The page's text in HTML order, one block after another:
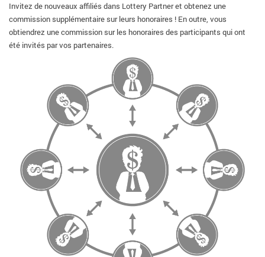
Invitez de nouveaux affiliés dans Lottery Partner et obtenez une
commission supplémentaire sur leurs honoraires ! En outre, vous
obtiendrez une commission sur les honoraires des participants qui ont
été invités par vos partenaires.